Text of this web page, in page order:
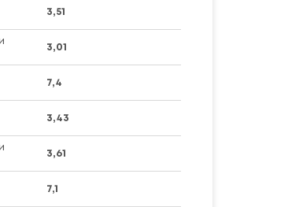
3,51
3,01
7,4
3,43
3,61
7,1